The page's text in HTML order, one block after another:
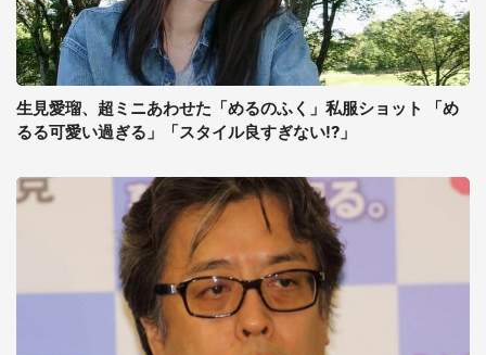
生見愛瑠、超ミニあわせた「めるのふく」私服ショット 「め
るる可愛い過ぎる」「スタイル良すぎない!?」